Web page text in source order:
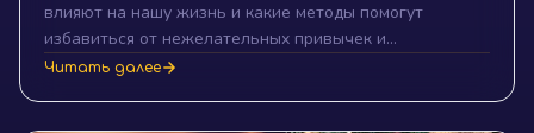
влияют на нашу жизнь и какие методы помогут
избавиться от нежелательных привычек и
преобразить свою жизнь!
Читать далее